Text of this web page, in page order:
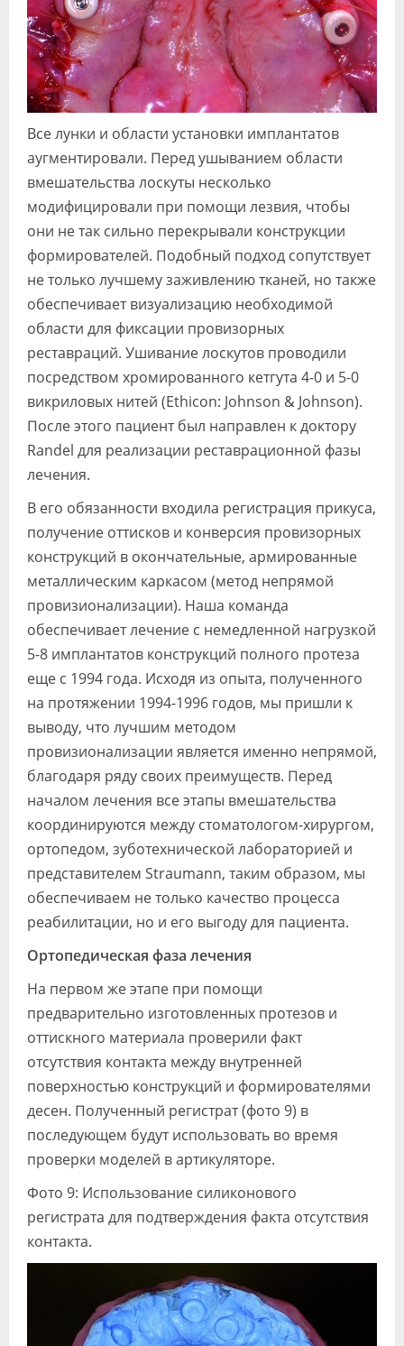
Все лунки и области установки имплантатов
аугментировали. Перед ушыванием области
вмешательства лоскуты несколько
модифицировали при помощи лезвия, чтобы
они не так сильно перекрывали конструкции
формирователей. Подобный подход сопутствует
не только лучшему заживлению тканей, но также
обеспечивает визуализацию необходимой
области для фиксации провизорных
реставраций. Ушивание лоскутов проводили
посредством хромированного кетгута 4-0 и 5-0
викриловых нитей (Ethicon: Johnson & Johnson).
После этого пациент был направлен к доктору
Randel для реализации реставрационной фазы
лечения.
В его обязанности входила регистрация прикуса,
получение оттисков и конверсия провизорных
конструкций в окончательные, армированные
металлическим каркасом (метод непрямой
провизионализации). Наша команда
обеспечивает лечение с немедленной нагрузкой
5-8 имплантатов конструкций полного протеза
еще с 1994 года. Исходя из опыта, полученного
на протяжении 1994-1996 годов, мы пришли к
выводу, что лучшим методом
провизионализации является именно непрямой,
благодаря ряду своих преимуществ. Перед
началом лечения все этапы вмешательства
координируются между стоматологом-хирургом,
ортопедом, зуботехнической лабораторией и
представителем Straumann, таким образом, мы
обеспечиваем не только качество процесса
реабилитации, но и его выгоду для пациента.
Ортопедическая фаза лечения
На первом же этапе при помощи
предварительно изготовленных протезов и
оттискного материала проверили факт
отсутствия контакта между внутренней
поверхностью конструкций и формирователями
десен. Полученный регистрат (фото 9) в
последующем будут использовать во время
проверки моделей в артикуляторе.
Фото 9: Использование силиконового
регистрата для подтверждения факта отсутствия
контакта.